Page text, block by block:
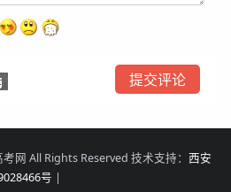
网 All Rights Reserved 技术支持： 西安
号 |